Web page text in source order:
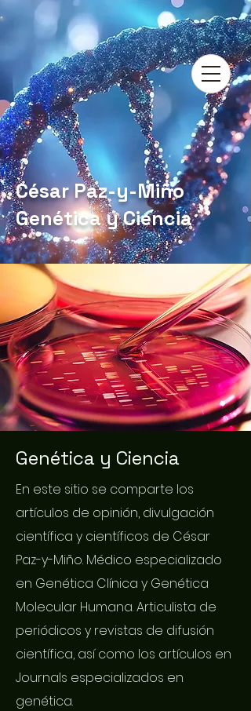
César Paz-y-Miño
Genética y Ciencia
Genética y Ciencia
En este sitio se comparte los
artículos de opinión, divulgación
científica y científicos de César
Paz-y-Miño. Médico especializado
en Genética Clínica y Genética
Molecular Humana. Articulista de
periódicos y revistas de difusión
científica, así como los artículos en
Journals especializados en
genética.